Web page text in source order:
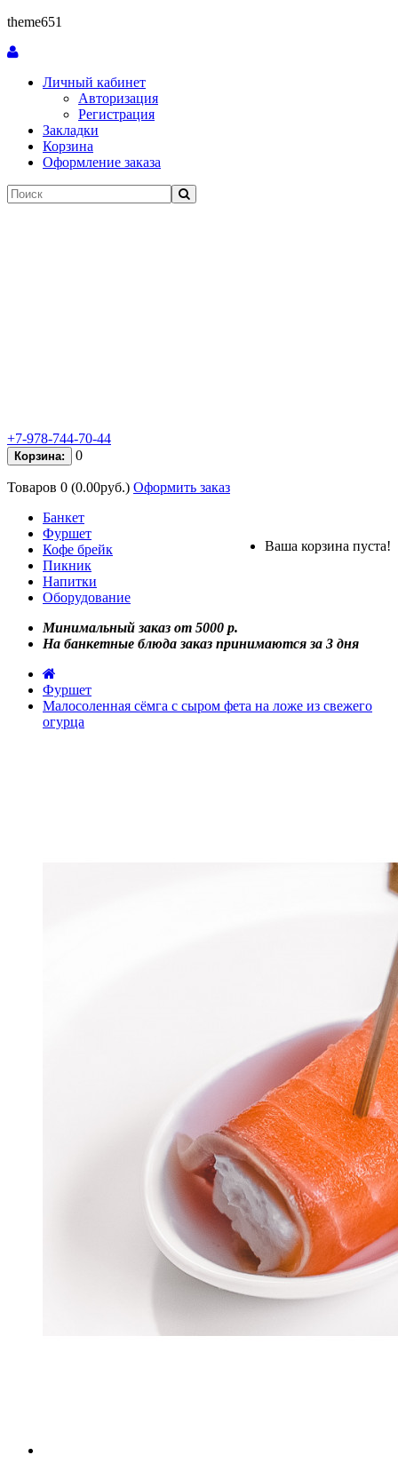
theme651
Личный кабинет
Авторизация
Регистрация
Закладки
Корзина
Оформление заказа
+7-978-744-70-44
Корзина: 0
Товаров 0 (0.00руб.) Оформить заказ
Ваша корзина пуста!
Банкет
Фуршет
Кофе брейк
Пикник
Напитки
Оборудование
Минимальный заказ от 5000 р.
На банкетные блюда заказ принимаются за 3 дня
Фуршет
Малосоленная сёмга с сыром фета на ложе из свежего
огурца